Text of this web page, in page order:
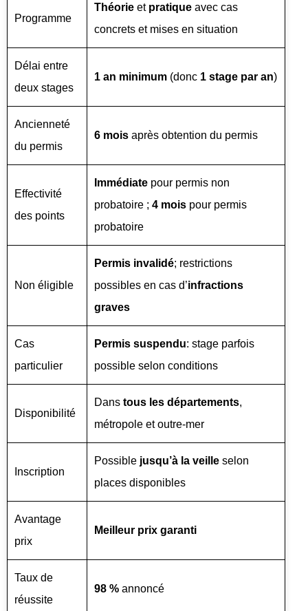
Programme
Théorie et pratique avec cas
concrets et mises en situation
Délai entre
deux stages
1 an minimum (donc 1 stage par an)
Ancienneté
du permis
6 mois après obtention du permis
Effectivité
des points
Immédiate pour permis non
probatoire ; 4 mois pour permis
probatoire
Non éligible
Permis invalidé; restrictions
possibles en cas d’infractions
graves
Cas
particulier
Permis suspendu: stage parfois
possible selon conditions
Disponibilité
Dans tous les départements,
métropole et outre-mer
Inscription
Possible jusqu’à la veille selon
places disponibles
Avantage
prix
Meilleur prix garanti
Taux de
réussite
98 % annoncé